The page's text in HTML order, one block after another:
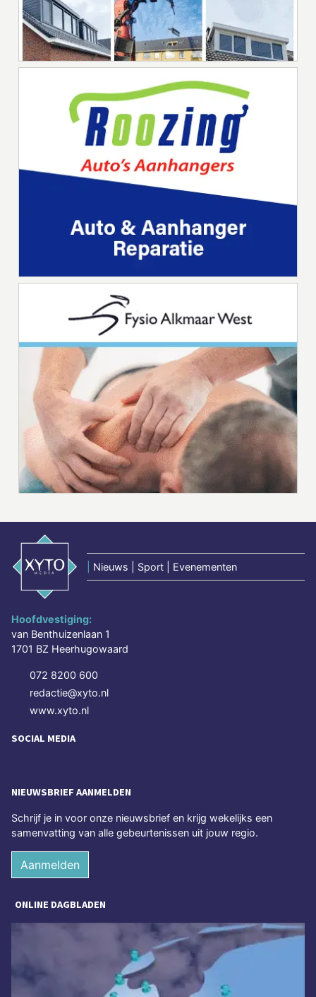
Nieuws | Sport | Evenementen
Hoofdvestiging:
van Benthuizenlaan 1
1701 BZ Heerhugowaard
072 8200 600
redactie@xyto.nl
www.xyto.nl
SOCIAL MEDIA
NIEUWSBRIEF AANMELDEN
Schrijf je in voor onze nieuwsbrief en krijg wekelijks een
samenvatting van alle gebeurtenissen uit jouw regio.
Aanmelden
ONLINE DAGBLADEN